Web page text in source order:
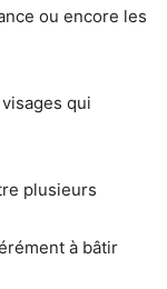
ou encore les
qui
plusieurs
à bâtir